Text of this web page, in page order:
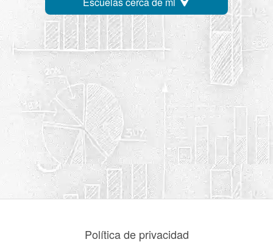
Política de privacidad